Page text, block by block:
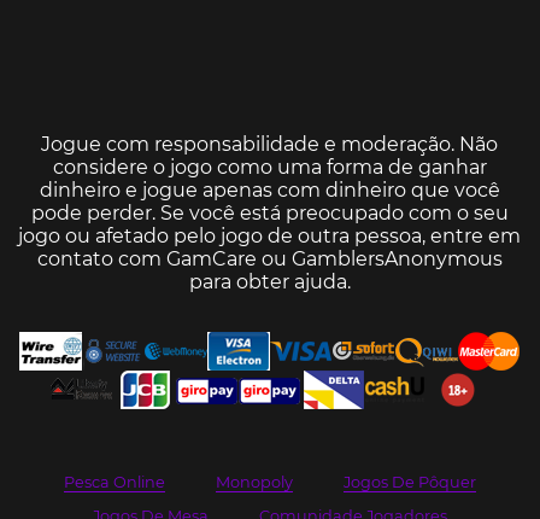
Jogue com responsabilidade e moderação. Não
considere o jogo como uma forma de ganhar
dinheiro e jogue apenas com dinheiro que você
pode perder. Se você está preocupado com o seu
jogo ou afetado pelo jogo de outra pessoa, entre em
contato com GamCare ou GamblersAnonymous
para obter ajuda.
Pesca Online Monopoly
Jogos De Pôquer